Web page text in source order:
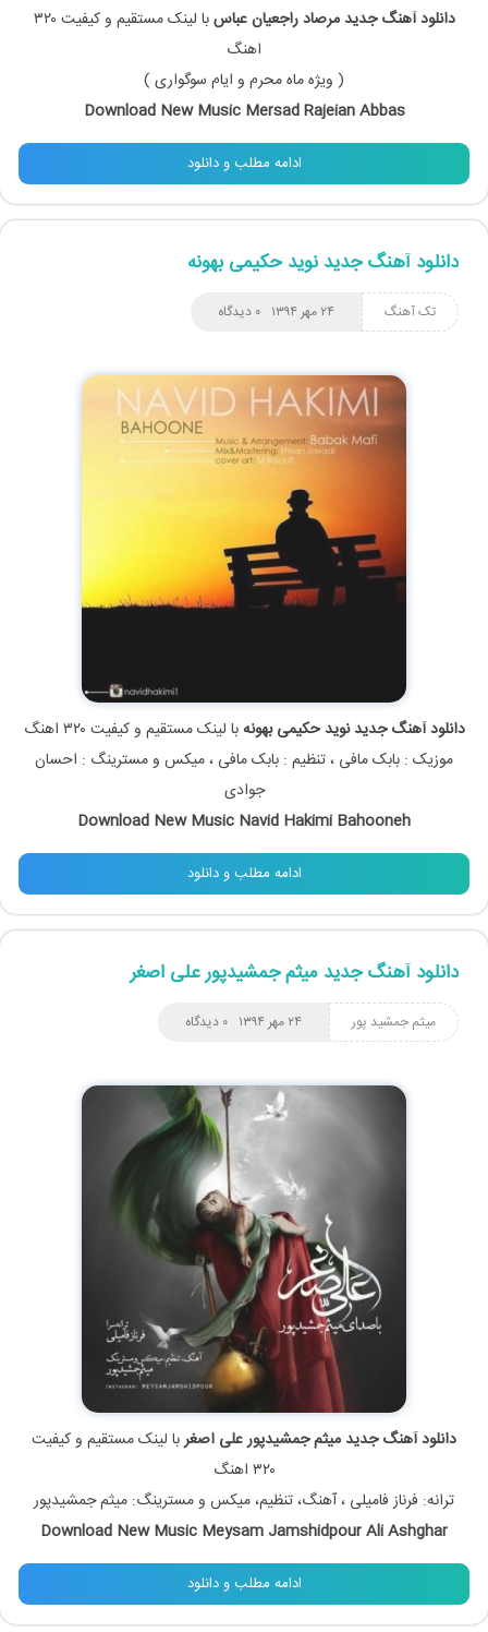
دانلود آهنگ جدید مرصاد راجعیان عباس
با لینک مستقیم و کیفیت ۳۲۰
اهنگ
( ویژه ماه محرم و ایام سوگواری )
Download New Music Mersad Rajeian Abbas
ادامه مطلب و دانلود
دانلود آهنگ جدید نوید حکیمی بهونه
تک آهنگ ۰ دیدگاه ۲۴ مهر ۱۳۹۴
دانلود آهنگ جدید نوید حکیمی بهونهبا لینک مستقیم و کیفیت ۳۲۰ اهنگ
موزیک : بابک مافی ، تنظیم : بابک مافی ، میکس و مسترینگ : احسان
جوادی
Download New Music Navid Hakimi Bahooneh
ادامه مطلب و دانلود
دانلود آهنگ جدید میثم جمشیدپور على اصغر
میثم جمشید پور ۰ دیدگاه ۲۴ مهر ۱۳۹۴
دانلود آهنگ جدید میثم جمشیدپور على اصغربا لینک مستقیم و کیفیت
۳۲۰ اهنگ
ترانه: فرناز فامیلى ، آهنگ، تنظیم، میکس و مسترینگ: میثم جمشیدپور
Download New Music Meysam Jamshidpour Ali Ashghar
ادامه مطلب و دانلود